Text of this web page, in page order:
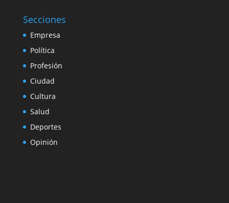
Secciones
Empresa
Política
Profesión
Ciudad
Cultura
Salud
Deportes
Opinión